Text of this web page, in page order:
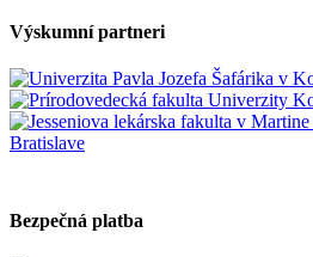
Výskumní partneri
Bezpečná platba